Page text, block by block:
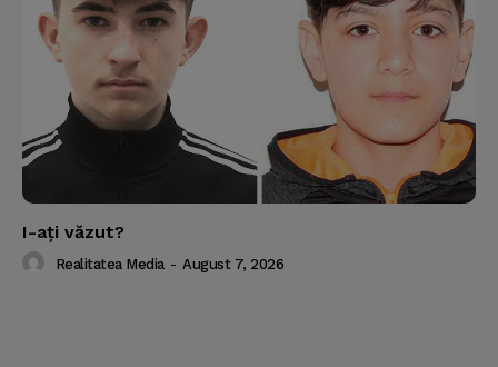
I-aţi văzut?
Realitatea Media - August 7, 2026